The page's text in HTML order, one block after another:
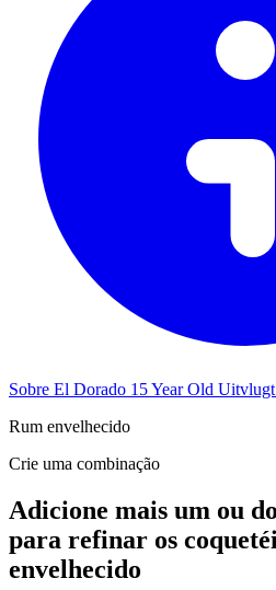
Sobre El Dorado 15 Year Old
Rum envelhecido
Crie uma combinação
Adicione mais um ou
para refinar os
envelhecido